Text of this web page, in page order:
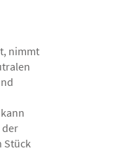
nimmt
der
Stück